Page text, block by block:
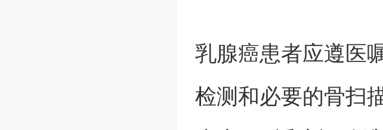
乳腺癌患者应遵医
检测和必要的骨扫